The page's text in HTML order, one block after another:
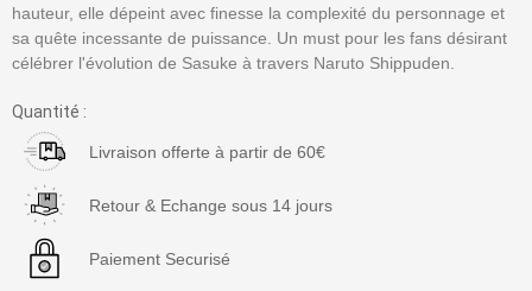
hauteur, elle dépeint avec finesse la complexité du personnage et
sa quête incessante de puissance. Un must pour les fans désirant
célébrer l'évolution de Sasuke à travers Naruto Shippuden.
Quantité :
Livraison offerte à partir de 60€
Retour & Echange sous 14 jours
Paiement Securisé